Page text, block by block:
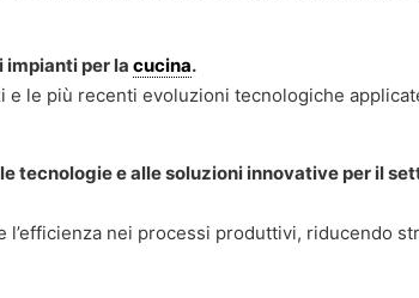
impianti per la cucina.
le più recenti evoluzioni tecnologiche
tecnologie e alle soluzioni innovative per il
nei processi produttivi, riducendo